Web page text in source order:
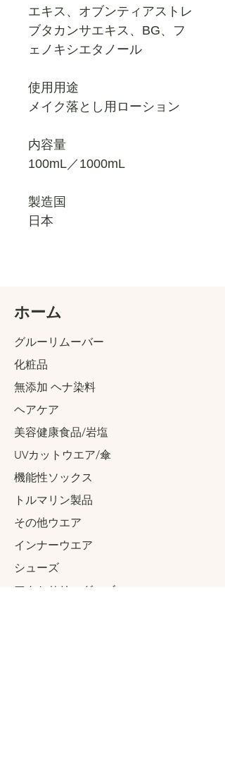
エキス、オブンティアストレ
ブタカンサエキス、BG、フ
ェノキシエタノール
使用用途
メイク落とし用ローション
内容量
100mL／1000mL
製造国
日本
​ホーム
グルーリムーバー
化粧品
無添加 ヘナ染料
ヘアケア
美容健康食品/岩塩
UVカットウエア/傘
機能性ソックス
トルマリン製品
その他ウエア
インナーウエア
​シューズ
アクセサリーグッズ